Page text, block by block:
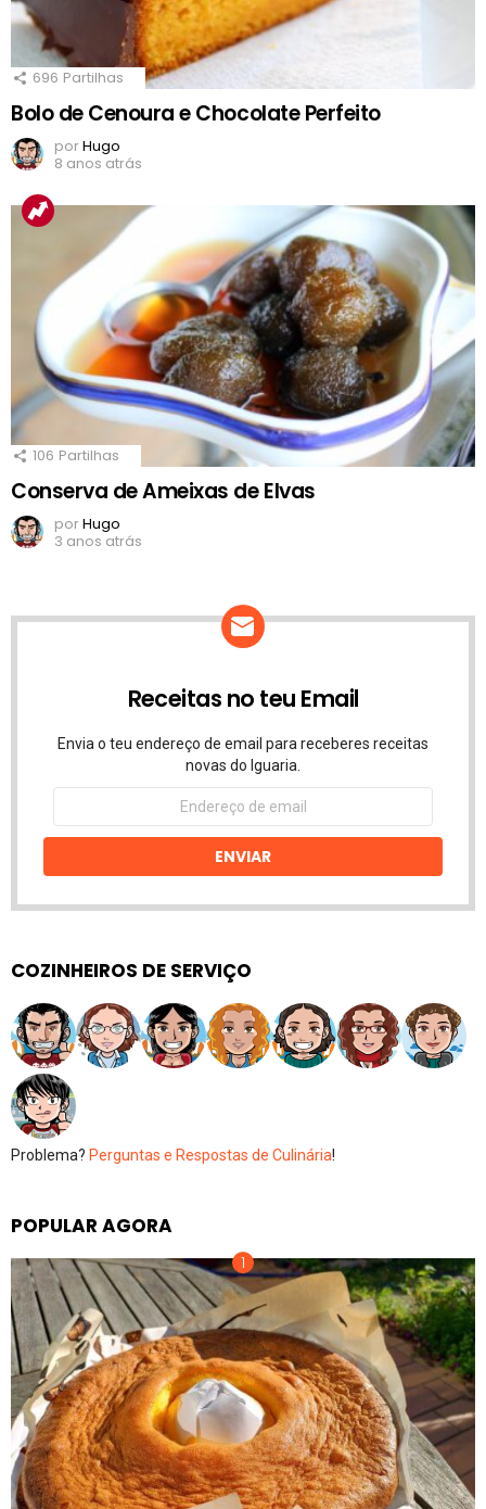
696 Partilhas
Bolo de Cenoura e Chocolate Perfeito
porHugo
8 anos atrás
106 Partilhas
Conserva de Ameixas de Elvas
porHugo
3 anos atrás
Receitas no teu Email
Envia o teu endereço de email para receberes receitas
novas do Iguaria.
Endereço
email
ENVIAR
COZINHEIROS DE SERVIÇO
Problema? Perguntas e Respostas de Culinária!
POPULAR AGORA